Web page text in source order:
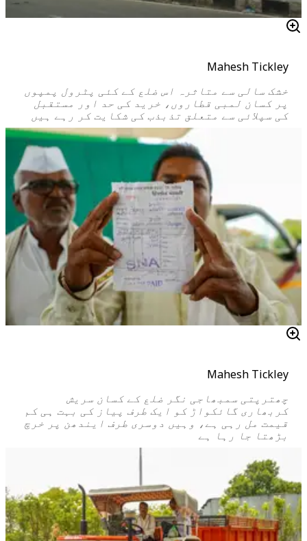
Mahesh Tickley
خشک سالی سے متاثرہ اس ضلع کے کئی پٹرول پمپوں
پر کسان لمبی قطاروں، خرید کی حد اور مستقبل
کی سپلائی سے متعلق تذبذب کی شکایت کر رہے ہیں
Mahesh Tickley
چھترپتی سمبھاجی نگر ضلع کے کسان سریش
کربھاری گائکواڑ کو ایک طرف پیاز کی بہت ہی کم
قیمت مل رہی ہے، وہیں دوسری طرف ایندھن پر خرچ
بڑھتا جا رہا ہے